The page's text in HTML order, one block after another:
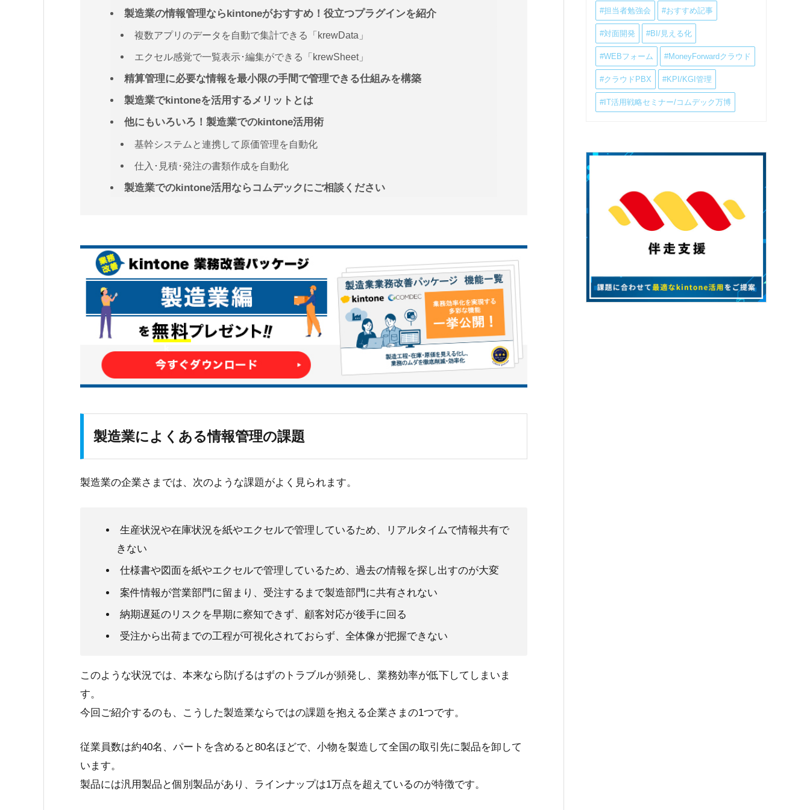
製造業の情報管理ならkintoneがおすすめ！役立つプラグインを紹介
複数アプリのデータを自動で集計できる「krewData」
エクセル感覚で一覧表示･編集ができる「krewSheet」
精算管理に必要な情報を最小限の手間で管理できる仕組みを構築
製造業でkintoneを活用するメリットとは
他にもいろいろ！製造業でのkintone活用術
基幹システムと連携して原価管理を自動化
仕入･見積･発注の書類作成を自動化
製造業でのkintone活用ならコムデックにご相談ください
製造業によくある情報管理の課題
製造業の企業さまでは、次のような課題がよく見られます。
生産状況や在庫状況を紙やエクセルで管理しているため、リアルタイムで情報共有で
きない
仕様書や図面を紙やエクセルで管理しているため、過去の情報を探し出すのが大変
案件情報が営業部門に留まり、受注するまで製造部門に共有されない
納期遅延のリスクを早期に察知できず、顧客対応が後手に回る
受注から出荷までの工程が可視化されておらず、全体像が把握できない
このような状況では、本来なら防げるはずのトラブルが頻発し、業務効率が低下してしまいま
す。
今回ご紹介するのも、こうした製造業ならではの課題を抱える企業さまの1つです。
従業員数は約40名、パートを含めると80名ほどで、小物を製造して全国の取引先に製品を卸して
います。
製品には汎用製品と個別製品があり、ラインナップは1万点を超えているのが特徴です。
#担当者勉強会 #おすすめ記事
#対面開発 #BI/見える化
#WEBフォーム #MoneyForwardクラウド
#クラウドPBX #KPI/KGI管理
#IT活用戦略セミナー/コムデック万博